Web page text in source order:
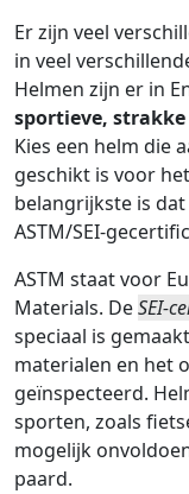
Er zijn veel
in veel
Helmen zijn er in
sportieve,
Kies een helm die
geschikt is voor
belangrijkste is
ASTM/SEI-
ASTM staat voor
Materials. DeSEI-
speciaal is
materialen en het
geïnspecteerd.
sporten, zoals
mogelijk
paard.